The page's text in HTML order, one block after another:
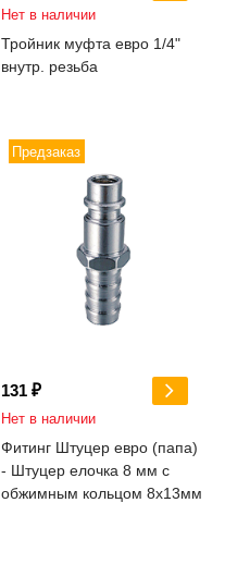
Нет в наличии
Тройник муфта евро 1/4"
внутр. резьба
Предзаказ
131 ₽
Нет в наличии
Фитинг Штуцер евро (папа)
- Штуцер елочка 8 мм с
обжимным кольцом 8х13мм